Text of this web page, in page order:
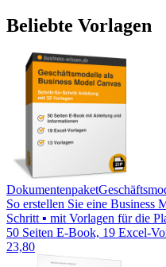
Beliebte Vorlagen
Dokumentenpaket
So erstellen Sie eine Business
Schritt ▪ mit Vorlagen für die
50 Seiten E-Book, 19 Excel-
23,80